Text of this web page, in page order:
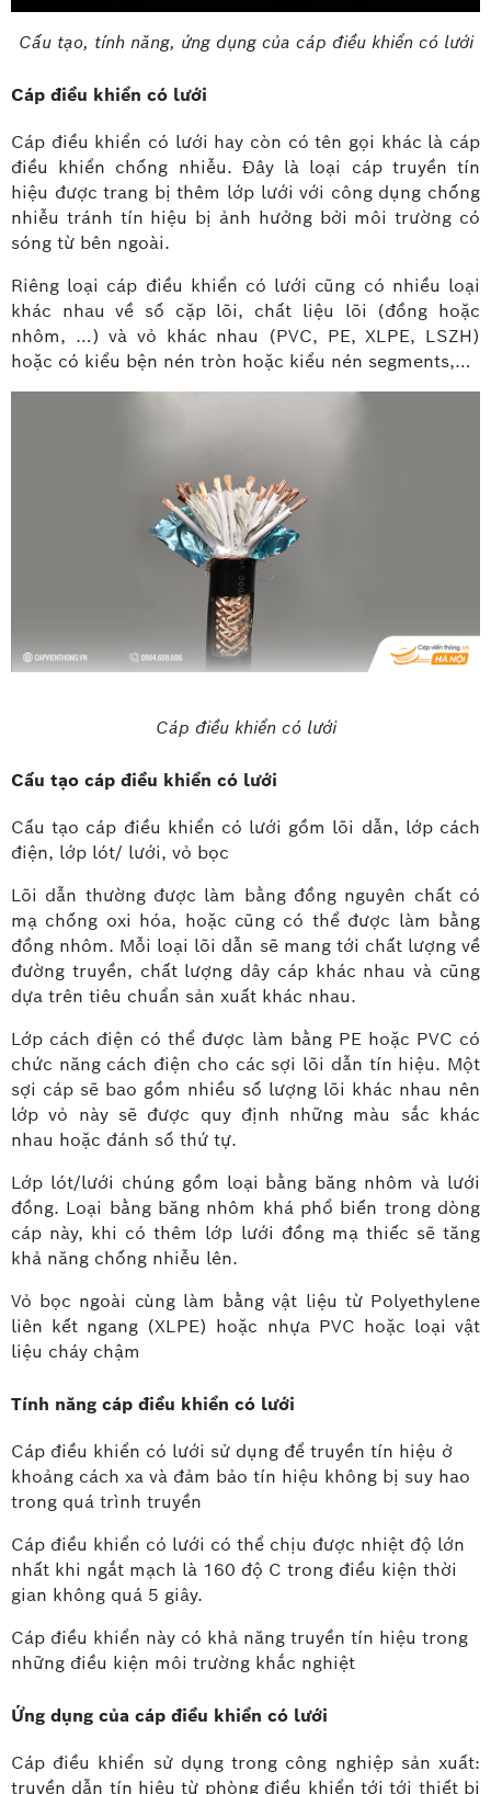
Cấu tạo, tính năng, ứng dụng của cáp điều khiển có lưới
Cáp điều khiển có lưới
Cáp điều khiển có lưới hay còn có tên gọi khác là cáp
điều khiển chống nhiễu. Đây là loại cáp truyền tín
hiệu được trang bị thêm lớp lưới với công dụng chống
nhiễu tránh tín hiệu bị ảnh hưởng bởi môi trường có
sóng từ bên ngoài.
Riêng loại cáp điều khiển có lưới cũng có nhiều loại
khác nhau về số cặp lõi, chất liệu lõi (đồng hoặc
nhôm, …) và vỏ khác nhau (PVC, PE, XLPE, LSZH)
hoặc có kiểu bện nén tròn hoặc kiểu nén segments,…
Cáp điều khiển có lưới
Cấu tạo cáp điều khiển có lưới
Cấu tạo cáp điều khiển có lưới gồm lõi dẫn, lớp cách
điện, lớp lót/ lưới, vỏ bọc
Lõi dẫn thường được làm bằng đồng nguyên chất có
mạ chống oxi hóa, hoặc cũng có thể được làm bằng
đồng nhôm. Mỗi loại lõi dẫn sẽ mang tới chất lượng về
đường truyền, chất lượng dây cáp khác nhau và cũng
dựa trên tiêu chuẩn sản xuất khác nhau.
Lớp cách điện có thể được làm bằng PE hoặc PVC có
chức năng cách điện cho các sợi lõi dẫn tín hiệu. Một
sợi cáp sẽ bao gồm nhiều số lượng lõi khác nhau nên
lớp vỏ này sẽ được quy định những màu sắc khác
nhau hoặc đánh số thứ tự.
Lớp lót/lưới chúng gồm loại bằng băng nhôm và lưới
đồng. Loại bằng băng nhôm khá phổ biến trong dòng
cáp này, khi có thêm lớp lưới đồng mạ thiếc sẽ tăng
khả năng chống nhiễu lên.
Vỏ bọc ngoài cùng làm bằng vật liệu từ Polyethylene
liên kết ngang (XLPE) hoặc nhựa PVC hoặc loại vật
liệu cháy chậm
Tính năng cáp điều khiển có lưới
Cáp điều khiển có lưới sử dụng để truyền tín hiệu ở
khoảng cách xa và đảm bảo tín hiệu không bị suy hao
trong quá trình truyền
Cáp điều khiển có lưới có thể chịu được nhiệt độ lớn
nhất khi ngắt mạch là 160 độ C trong điều kiện thời
gian không quá 5 giây.
Cáp điều khiển này có khả năng truyền tín hiệu trong
những điều kiện môi trường khắc nghiệt
Ứng dụng của cáp điều khiển có lưới
Cáp điều khiển sử dụng trong công nghiệp sản xuất:
truyền dẫn tín hiệu từ phòng điều khiển tới tới thiết bị